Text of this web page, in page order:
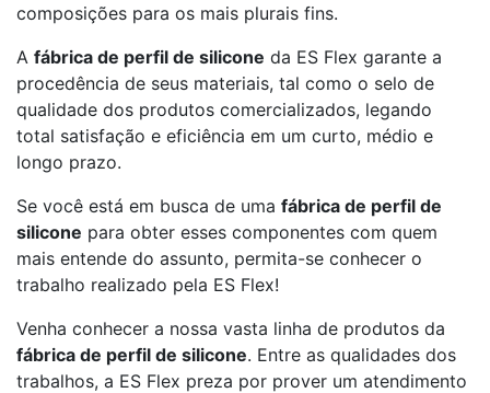
composições para os mais plurais fins.
A fábrica de perfil de silicone da ES Flex garante a
procedência de seus materiais, tal como o selo de
qualidade dos produtos comercializados, legando
total satisfação e eficiência em um curto, médio e
longo prazo.
Se você está em busca de uma fábrica de perfil de
silicone para obter esses componentes com quem
mais entende do assunto, permita-se conhecer o
trabalho realizado pela ES Flex!
Venha conhecer a nossa vasta linha de produtos da
fábrica de perfil de silicone. Entre as qualidades dos
trabalhos, a ES Flex preza por prover um atendimento